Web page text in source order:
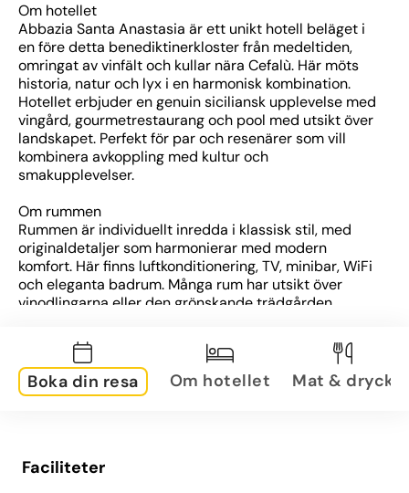
Om hotellet
Abbazia Santa Anastasia är ett unikt hotell beläget i
en före detta benediktinerkloster från medeltiden,
omringat av vinfält och kullar nära Cefalù. Här möts
historia, natur och lyx i en harmonisk kombination.
Hotellet erbjuder en genuin siciliansk upplevelse med
vingård, gourmetrestaurang och pool med utsikt över
landskapet. Perfekt för par och resenärer som vill
kombinera avkoppling med kultur och
smakupplevelser.
Om rummen
Rummen är individuellt inredda i klassisk stil, med
originaldetaljer som harmonierar med modern
komfort. Här finns luftkonditionering, TV, minibar, WiFi
och eleganta badrum. Många rum har utsikt över
vinodlingarna eller den grönskande trädgården.
Om området
Hotellet ligger på Siciliens nordkust, en kort bilresa
från den charmiga kuststaden Cefalù med sin
UNESCO-listade katedral och mysiga gränder.
Boka din resa Om hotellet Mat & dryck
Faciliteter